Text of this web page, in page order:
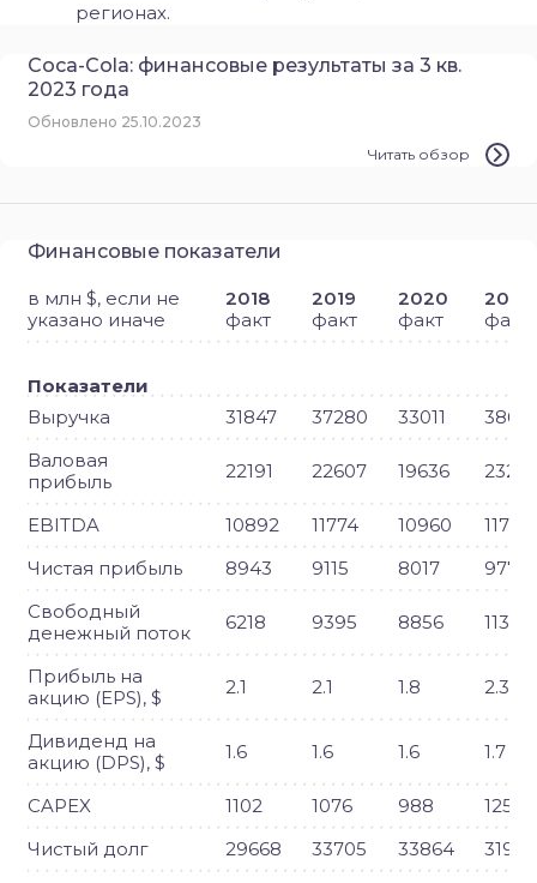
регионах.
Coca-Cola: финансовые результаты за 3 кв.
2023 года
Обновлено 25.10.2023
Читать обзор
Финансовые показатели
в млн $, если не
указано иначе
2018
факт
2019
факт
2020
факт
2021
факт
Показатели
Выручка
31847 37280 33011
Валовая
прибыль
22191 22607 19636
EBITDA 10892 11774 10960
11760
Чистая прибыль
8943 9115 8017
9771
Свободный
денежный поток
6218 9395 8856 11366
Прибыль на
акцию (EPS), $
2.1 2.1 1.8 2.3
Дивиденд на
акцию (DPS), $
1.6 1.6 1.6 1.7
CAPEX 1102 1076 988
1259
Чистый долг
29668 33705 33864 31997